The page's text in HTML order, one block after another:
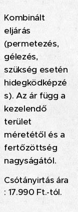
Kombinált
eljárás
(permetezés,
gélezés,
szükség esetén
hidegködképzé
s). Az ár függ a
kezelendő
terület
méretétől és a
fertőzöttség
nagyságától.
Csótányirtás ára
: 17.990 Ft.-tól.